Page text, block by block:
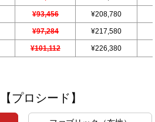
¥93,456 ¥208,780
¥97,284 ¥217,580
¥101,112 ¥226,380